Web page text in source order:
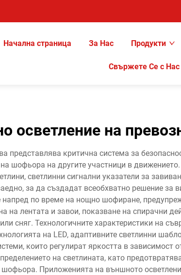
Начална страница За Нас Продукти
Свържете Се с Нас
осветление на
представлява критична система за
шофьора на другите участници в
светлинни сигнални указатели за
за да създадат всеобхватно решение
напред по време на нощно шофиране,
на лентата и завои, показване на спирачни
сняг. Технологичните характеристики на
на LED, адаптивните светлинни
които регулират яркостта в
на светлината, като
Приложенията на външното